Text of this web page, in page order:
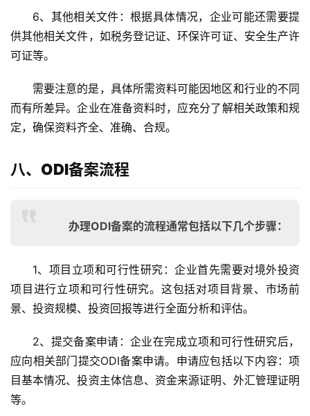
6、其他相关文件 ：根据具体情况，企业可能还需要提
供其他相关文件，如税务登记证、环保许可证、安全生产许
可证等。
需要注意的是，具体所需资料可能因地区和行业的不同
而有所差异。企业在准备资料时，应充分了解相关政策和规
定，确保资料齐全、准确、合规。
八、ODI备案流程
办理ODI备案的流程通常包括以下几个步骤：
1、项目立项和可行性研究 ：企业首先需要对境外投资
项目进行立项和可行性研究。这包括对项目背景、市场前
景、投资规模、投资回报等进行全面分析和评估。
2、提交备案申请 ：企业在完成立项和可行性研究后，
应向相关部门提交ODI备案申请。申请应包括以下内容：项
目基本情况、投资主体信息、资金来源证明、外汇管理证明
等。